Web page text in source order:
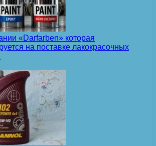
«Darfarben» которая
на поставке лакокрасочных